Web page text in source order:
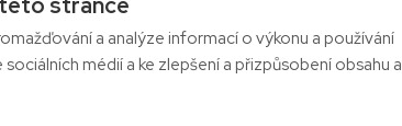
a analýze informací o výkonu a používání
médií a ke zlepšení a přizpůsobení obsahu a